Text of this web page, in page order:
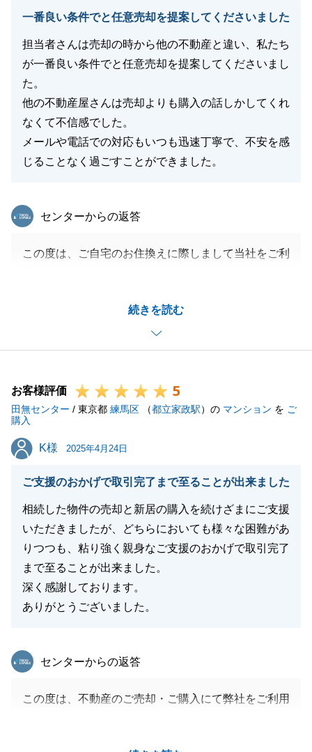
一番良い条件でと任意売却を提案してくださいました
担当者さんは売却の時から他の不動産と違い、私たち
が一番良い条件でと任意売却を提案してくださいまし
た。
他の不動産屋さんは売却よりも購入の話しかしてくれ
なくて不信感でした。
メールや電話での対応もいつも迅速丁寧で、不安を感
じることなく過ごすことができました。
続きを読む
東急リバブル
センターからの返答
この度は、ご自宅のお住換えに際しまして当社をご利
きましたおかげで無事に残金決済をさせて頂くことが
大変感謝しております。今後も何かお困りごとなどご
引き続きどうぞ宜しくお願いいたします。
お客様評価 5
田無センター / 東京都 練馬区 （都立家政駅）の マンション を ご
購入
K様
K様 2025年4月24日
ご支援のおかげで取引完了まで至ることが出来ました
相続した物件の売却と新居の購入を続けざまにご支援
いただきましたが、どちらにおいても様々な困難があ
りつつも、粘り強く親身なご支援のおかげで取引完了
まで至ることが出来ました。
深く感謝しております。
ありがとうございました。
東急リバブル
センターからの返答
この度は、不動産のご売却・ご購入にて弊社をご利用